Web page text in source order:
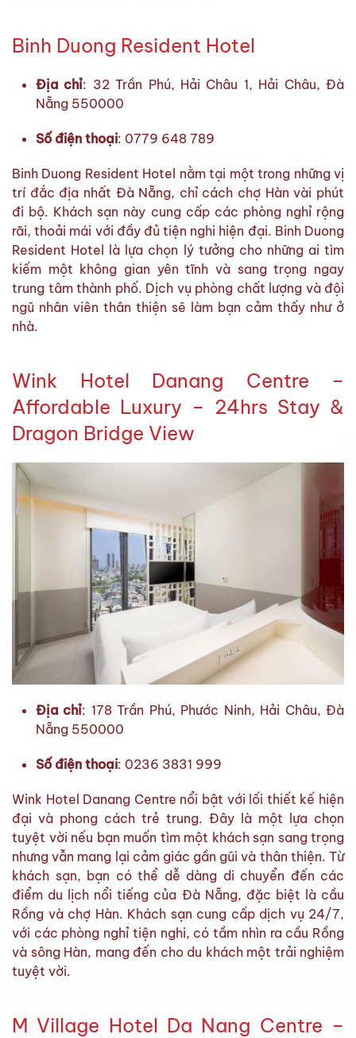
Binh Duong Resident Hotel
Địa chỉ: 32 Trần Phú, Hải Châu 1, Hải Châu, Đà
Nẵng 550000
Số điện thoại: 0779 648 789
Binh Duong Resident Hotel nằm tại một trong những vị
trí đắc địa nhất Đà Nẵng, chỉ cách chợ Hàn vài phút
đi bộ. Khách sạn này cung cấp các phòng nghỉ rộng
rãi, thoải mái với đầy đủ tiện nghi hiện đại. Binh Duong
Resident Hotel là lựa chọn lý tưởng cho những ai tìm
kiếm một không gian yên tĩnh và sang trọng ngay
trung tâm thành phố. Dịch vụ phòng chất lượng và đội
ngũ nhân viên thân thiện sẽ làm bạn cảm thấy như ở
nhà.
Wink Hotel Danang Centre –
Affordable Luxury – 24hrs Stay &
Dragon Bridge View
Địa chỉ: 178 Trần Phú, Phước Ninh, Hải Châu, Đà
Nẵng 550000
Số điện thoại: 0236 3831 999
Wink Hotel Danang Centre nổi bật với lối thiết kế hiện
đại và phong cách trẻ trung. Đây là một lựa chọn
tuyệt vời nếu bạn muốn tìm một khách sạn sang trọng
nhưng vẫn mang lại cảm giác gần gũi và thân thiện. Từ
khách sạn, bạn có thể dễ dàng di chuyển đến các
điểm du lịch nổi tiếng của Đà Nẵng, đặc biệt là cầu
Rồng và chợ Hàn. Khách sạn cung cấp dịch vụ 24/7,
với các phòng nghỉ tiện nghi, có tầm nhìn ra cầu Rồng
và sông Hàn, mang đến cho du khách một trải nghiệm
tuyệt vời.
M Village Hotel Da Nang Centre –